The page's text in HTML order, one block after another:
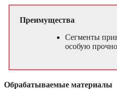
Преимущества
Сегменты
особую
Обрабатываемые материалы